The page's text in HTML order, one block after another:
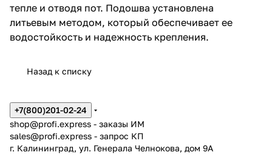
тепле и отводя пот. Подошва установлена
литьевым методом, который обеспечивает ее
водостойкость и надежность крепления.
Назад к списку
+7(800)201-02-24
shop@profi.express - заказы ИМ
sales@profi.express - запрос КП
г. Калининград, ул. Генерала Челнокова, дом 9A